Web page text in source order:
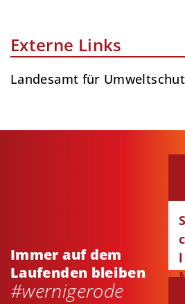
Externe Links
Lan­des­amt für
Immer auf dem
Laufenden bleiben
#wernigerode
l